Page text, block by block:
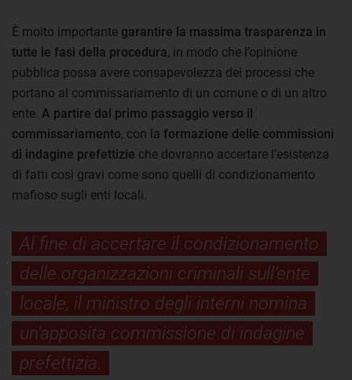
È molto importante garantire la massima trasparenza in
tutte le fasi della procedura, in modo che l’opinione
pubblica possa avere consapevolezza dei processi che
portano al commissariamento di un comune o di un altro
ente. A partire dal primo passaggio verso il
commissariamento, con la formazione delle commissioni
di indagine prefettizie che dovranno accertare l’esistenza
di fatti così gravi come sono quelli di condizionamento
mafioso sugli enti locali.
Al fine di accertare il condizionamento
delle organizzazioni criminali sull’ente
locale, il ministro degli interni nomina
un’apposita commissione di indagine
prefettizia.